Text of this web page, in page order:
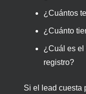
¿Cuántos
¿Cuánto
¿Cuál es el
registro?
Si el lead cuesta